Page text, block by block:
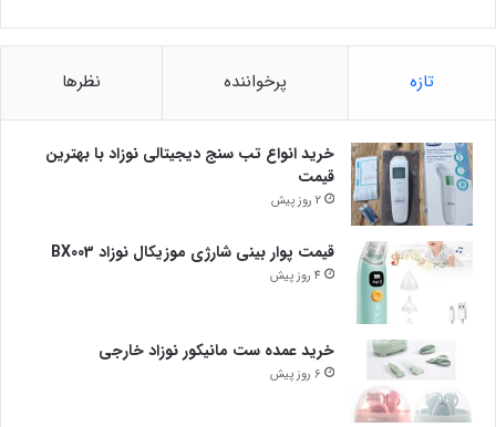
تازه پرخواننده نظرها
خرید انواع تب سنج دیجیتالی نوزاد با بهترین
قیمت
2 روز پیش
قیمت پوار بینی شارژی موزیکال نوزاد BX003
4 روز پیش
خرید عمده ست مانیکور نوزاد خارجی
6 روز پیش